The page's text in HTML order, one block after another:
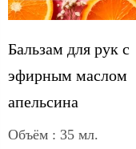
Бальзам для рук с
эфирным маслом
апельсина
Объём : 35 мл.